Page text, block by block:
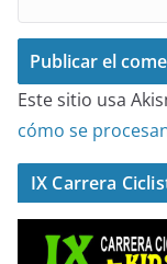
Este sitio usa
cómo se
IX Carrera